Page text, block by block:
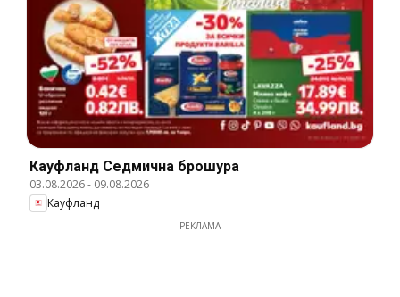
Кауфланд Cедмична брошура
03.08.2026- 09.08.2026
Кауфланд
РЕКЛАМА